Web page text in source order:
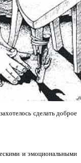
сделать доброе
и эмоциональными